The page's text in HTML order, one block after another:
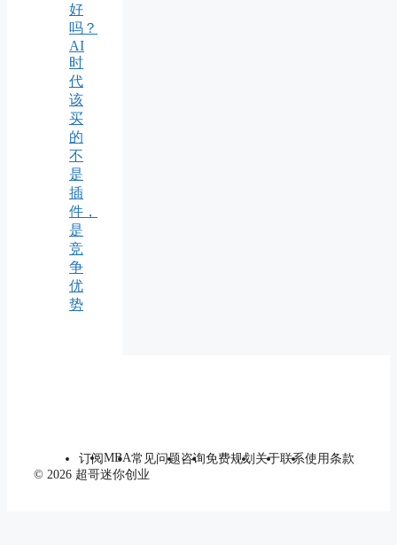
好
吗？
AI
时
代
该
买
的
不
是
插
件，
是
竞
争
优
势
订阅MBA常见问题咨询免费规划 关于联系使用条款
© 2026 超哥迷你创业